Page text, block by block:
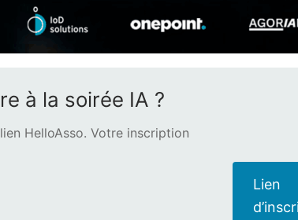
à la soirée IA ?
HelloAsso. Votre inscription
Lien